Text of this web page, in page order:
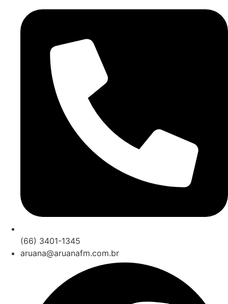
(66) 3401-1345
aruana@aruanafm.com.br